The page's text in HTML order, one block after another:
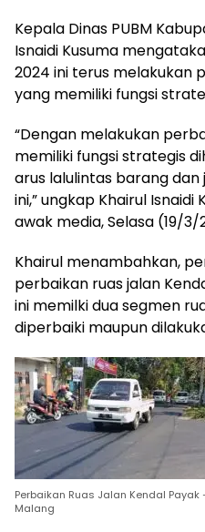
Kepala Dinas PUBM
Isnaidi Kusuma
2024 ini terus melakukan
yang memiliki fungsi
“Dengan melakukan
memiliki fungsi strategis
arus lalulintas barang
ini,” ungkap Khairul Isnaidi
awak media, Selasa (19/3/
Khairul menambahkan,
perbaikan ruas jalan
ini memilki dua segmen
diperbaiki maupun
Perbaikan Ruas Jalan Kendal Payak
Malang